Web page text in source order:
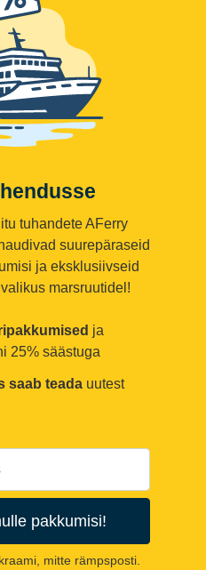
tuhandete AFerry
suurepäraseid
ja eksklusiivseid
marsruutidel!
ja
25% säästuga
saab teada uutest
pakkumisi!
mitte rämpsposti.